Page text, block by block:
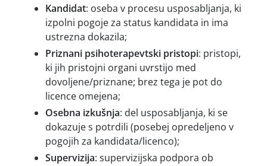
Kandidat: oseba v procesu usposabljanja, ki
izpolni pogoje za status kandidata in ima
ustrezna dokazila;
Priznani psihoterapevtski pristopi: pristopi,
ki jih pristojni organi uvrstijo med
dovoljene/priznane; brez tega je pot do
licence omejena;
Osebna izkušnja: del usposabljanja, ki se
dokazuje s potrdili (posebej opredeljeno v
pogojih za kandidata/licenco);
Supervizija: supervizijska podpora ob